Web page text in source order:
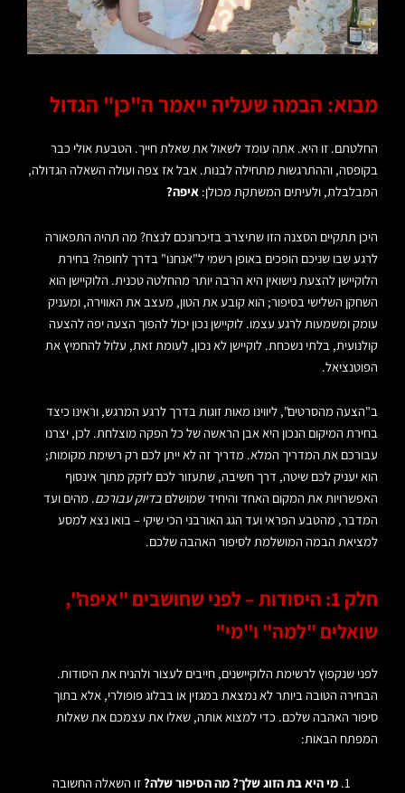
מבוא: הבמה שעליה ייאמר ה"כן" הגדול
החלטתם. זו היא. אתה עומד לשאול את שאלת חייך. הטבעת אולי כבר
בקופסה, וההתרגשות מתחילה לבנות. אבל אז צפה ועולה השאלה הגדולה,
המבלבלת, ולעיתים המשתקת מכולן: איפה?
היכן תתקיים הסצנה הזו שתיצרב בזיכרונכם לנצח? מה תהיה התפאורה
לרגע שבו שניכם הופכים באופן רשמי ל"אנחנו" בדרך לחופה? בחירת
הלוקיישן להצעת נישואין היא הרבה יותר מהחלטה טכנית. הלוקיישן הוא
השחקן השלישי בסיפור; הוא קובע את הטון, מעצב את האווירה, ומעניק
עומק ומשמעות לרגע עצמו. לוקיישן נכון יכול להפוך הצעה יפה להצעה
קולנועית, בלתי נשכחת. לוקיישן לא נכון, לעומת זאת, עלול להחמיץ את
הפוטנציאל.
ב"הצעה מהסרטים", ליווינו מאות זוגות בדרך לרגע המרגש, וראינו כיצד
בחירת המיקום הנכון היא אבן הראשה של כל הפקה מוצלחת. לכן, יצרנו
עבורכם את המדריך המלא. מדריך זה לא ייתן לכם רק רשימת מקומות;
הוא יעניק לכם שיטה, דרך חשיבה, שתעזור לכם לזקק מתוך אינסוף
האפשרויות את המקום האחד והיחיד שמושלם בדיוק עבורכם. מהים ועד
המדבר, מהטבע הפראי ועד הגג האורבני הכי שיקי – בואו נצא למסע
למציאת הבמה המושלמת לסיפור האהבה שלכם.
חלק 1: היסודות – לפני שחושבים "איפה",
שואלים "למה" ו"מי"
לפני שנקפוץ לרשימת הלוקיישנים, חייבים לעצור ולהניח את היסודות.
הבחירה הטובה ביותר לא נמצאת במגזין או בבלוג פופולרי, אלא בתוך
סיפור האהבה שלכם. כדי למצוא אותה, שאלו את עצמכם את שאלות
המפתח הבאות:
מי היא בת הזוג שלך? מה הסיפור שלה?זו השאלה החשובה